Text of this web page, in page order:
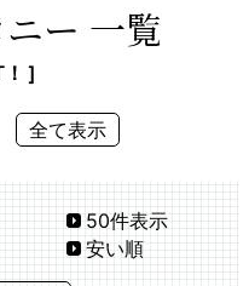
ー 一覧
]
全て表示
50件表示
安い順